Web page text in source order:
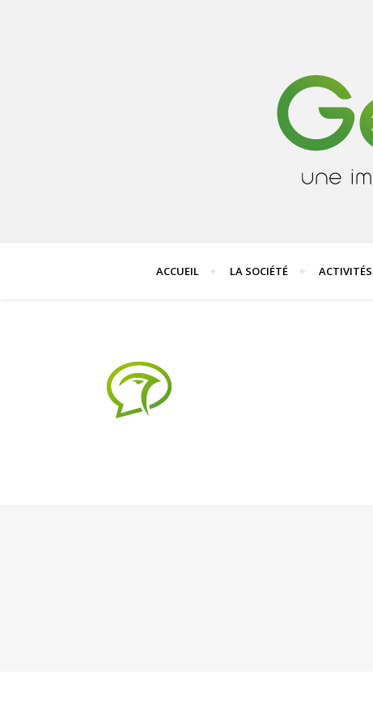
ACCUEIL LA SOCIÉTÉ ACTIVITÉS